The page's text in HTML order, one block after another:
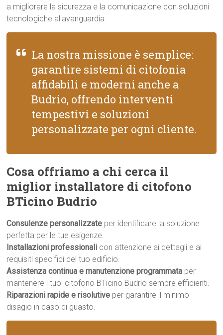
a migliorare la sicurezza e la comunicazione con soluzioni
tecnologiche allavanguardia.
La nostra missione è semplice:
garantire sistemi di citofonia
affidabili e moderni anche a
Budrio, offrendo interventi
tempestivi e soluzioni
personalizzate per ogni cliente.
Cosa offriamo a chi cerca il
miglior installatore di citofono
BTicino Budrio
Consulenze personalizzate per identificare la soluzione
perfetta per le tue esigenze.
Installazioni professionali con attenzione ai dettagli e ai
requisiti specifici del tuo edificio.
Assistenza continua e manutenzione programmata per
mantenere i tuoi citofono BTicino Budrio sempre efficienti.
Riparazioni rapide e risolutive per garantire il minimo
disagio in caso di guasto.